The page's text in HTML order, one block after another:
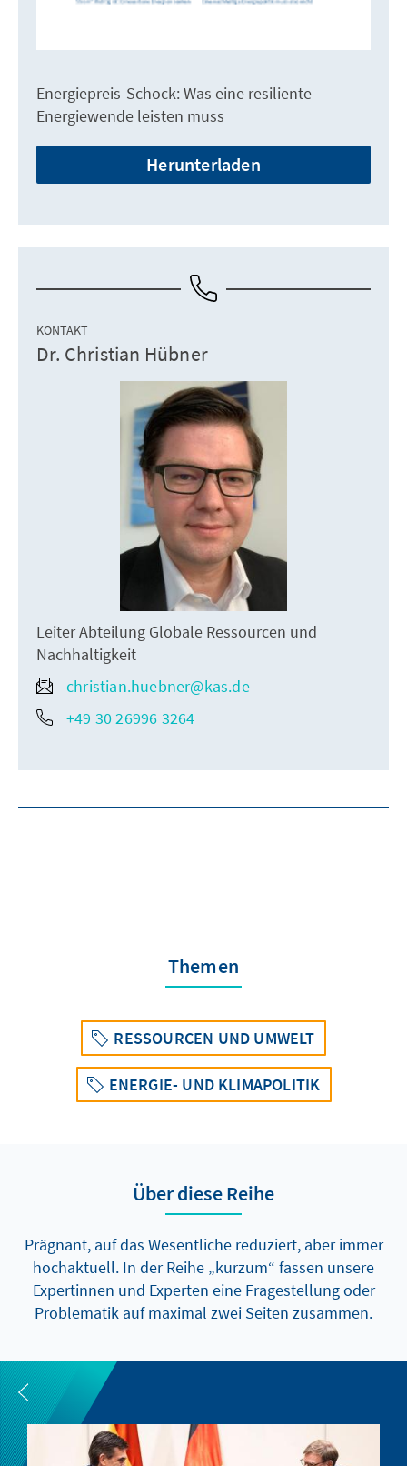
Energiepreis-Schock: Was eine resiliente
Energiewende leisten muss
Herunterladen
KONTAKT
Dr. Christian Hübner
Leiter Abteilung Globale Ressourcen und
Nachhaltigkeit
christian.huebner@kas.de
+49 30 26996 3264
Themen
RESSOURCEN UND UMWELT
ENERGIE- UND KLIMAPOLITIK
Über diese Reihe
Prägnant, auf das Wesentliche reduziert, aber immer
hochaktuell. In der Reihe „kurzum“ fassen unsere
Expertinnen und Experten eine Fragestellung oder
Problematik auf maximal zwei Seiten zusammen.